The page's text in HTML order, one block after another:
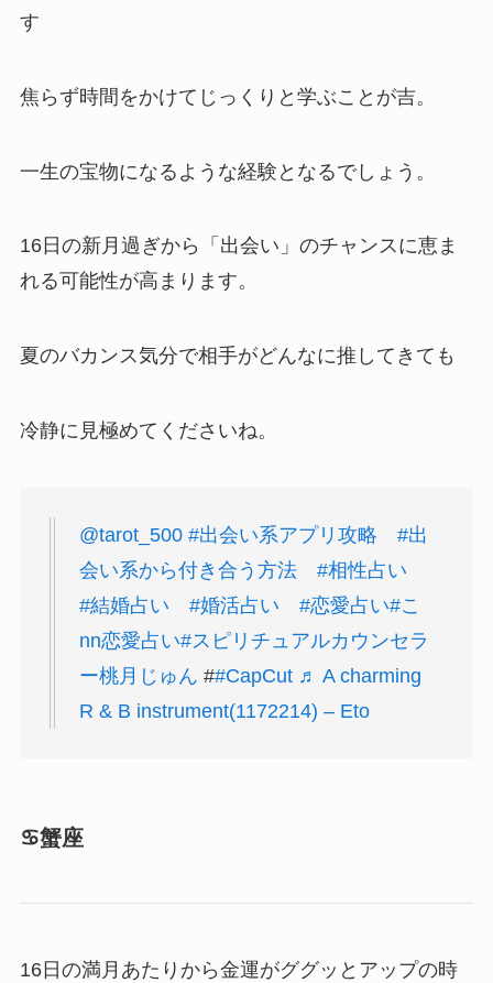
す
焦らず時間をかけてじっくりと学ぶことが吉。
一生の宝物になるような経験となるでしょう。
16日の新月過ぎから「出会い」のチャンスに恵ま
れる可能性が高まります。
夏のバカンス気分で相手がどんなに推してきても
冷静に見極めてくださいね。
@tarot_500 #出会い系アプリ攻略
#出
会い系から付き合う方法
#相性占い
#結婚占い
#婚活占い #恋愛占い#こ
nn恋愛占い#スピリチュアルカウンセラ
ー桃月じゅん ##CapCut ♬ A charming
R & B instrument(1172214) – Eto
♋️蟹座
16日の満月あたりから金運がググッとアップの時